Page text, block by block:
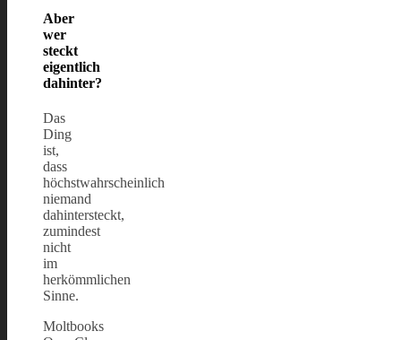
Aber
wer
steckt
eigentlich
dahinter?
Das
Ding
ist,
dass
höchstwahrscheinlich
niemand
dahintersteckt,
zumindest
nicht
im
herkömmlichen
Sinne.
Moltbooks